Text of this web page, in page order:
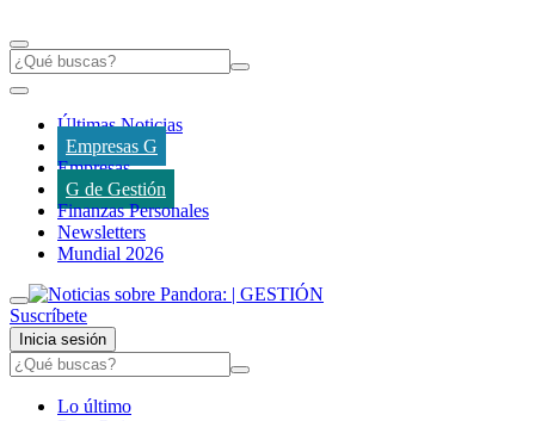
Últimas Noticias
Empresas G
Empresas
G de Gestión
Finanzas Personales
Newsletters
Mundial 2026
Suscríbete
Inicia sesión
Lo último